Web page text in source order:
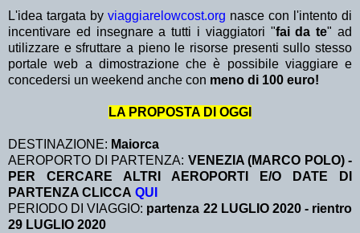
L'idea targata by viaggiarelowcost.org nasce con l'intento di
incentivare ed insegnare a tutti i viaggiatori "fai da te" ad
utilizzare e sfruttare a pieno le risorse presenti sullo stesso
portale web a dimostrazione che è possibile viaggiare e
concedersi un weekend anche con meno di 100 euro!
LA PROPOSTA DI OGGI
DESTINAZIONE: Maiorca
AEROPORTO DI PARTENZA: VENEZIA (MARCO POLO) -
PER CERCARE ALTRI AEROPORTI E/O DATE DI
PARTENZA CLICCA QUI
PERIODO DI VIAGGIO: partenza 22 LUGLIO 2020 - rientro
29 LUGLIO 2020